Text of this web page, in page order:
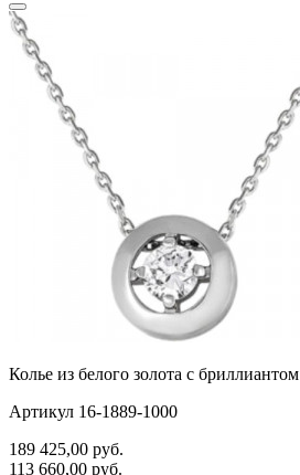
Колье из белого золота с бриллиантом
Артикул 16-1889-1000
189 425,00 руб.
113 660,00 руб.